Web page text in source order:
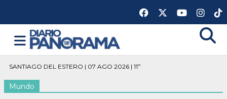
SANTIAGO DEL ESTERO | 07 AGO 2026 | 11º
Mundo